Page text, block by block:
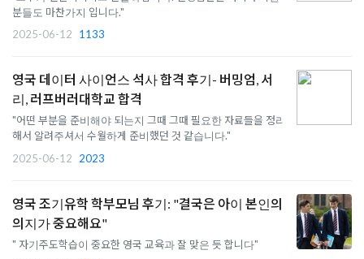
분들도 마찬가지 입니다."
2025-06-12
1133
영국 데이터 사이언스 석사 합격 후기- 버밍엄, 서
리, 러프버러대학교 합격
"어떤 부분을 준비해야 되는지 그때 그때 필요한 자료들을 정리
해서 알려주셔서 수월하게 준비했던 것 같습니다."
2025-06-12
2023
영국 조기유학 학부모님 후기: "결국은 아이 본인의
의지가 중요해요"
" 자기주도학습이 중요한 영국 교육과 잘 맞은 듯 합니다"